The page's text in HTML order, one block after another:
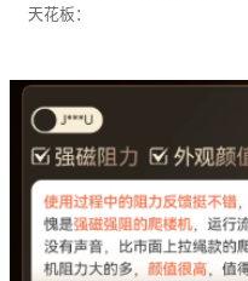
天花板：